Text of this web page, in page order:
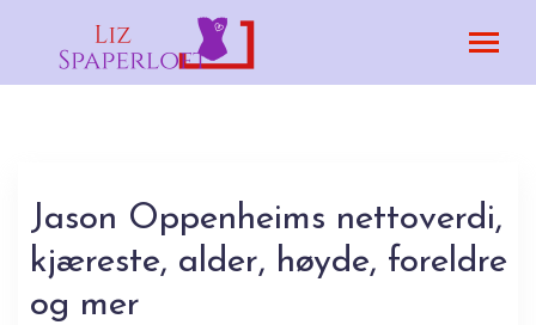
Jason Oppenheims nettoverdi,
kjæreste, alder, høyde, foreldre
og mer